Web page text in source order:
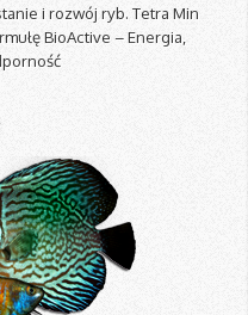
i rozwój ryb. Tetra Min
BioActive – Energia,